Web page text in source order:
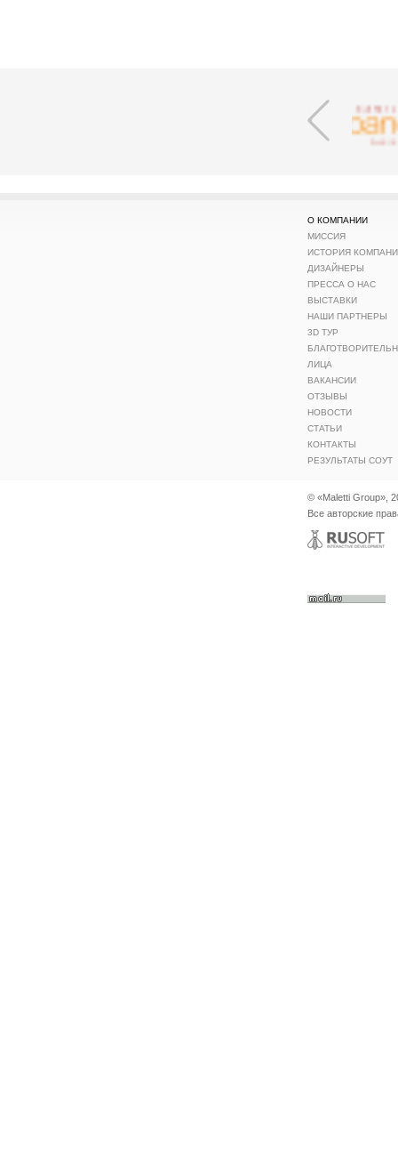
О КОМПАНИИ
МИССИЯ
ИСТОРИЯ
ДИЗАЙНЕРЫ
ПРЕССА О НАС
ВЫСТАВКИ
НАШИ ПАРТНЕРЫ
3D ТУР
ЛИЦА
ВАКАНСИИ
ОТЗЫВЫ
НОВОСТИ
СТАТЬИ
КОНТАКТЫ
РЕЗУЛЬТАТЫ СОУТ
© «Maletti Group»,
Все авторские